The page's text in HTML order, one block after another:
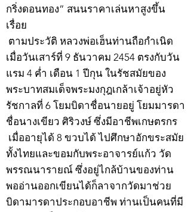
กริ่งดอนทอง” สนนราคาเล่นหาสูงขึ้น
เรื่อย
ตามประวัติ หลวงพ่อเฮ็นท่านถือกำเนิด
เมื่อวันเสาร์ที่ 9 ธันวาคม 2454 ตรงกับวัน
แรม 4 ค่ำ เดือน 1 ปีกุน ในรัชสมัยของ
พระบาทสมเด็จพระมงกุฎเกล้าเจ้าอยู่หัว
รัชกาลที่ 6 โยมบิดาชื่อนายอยู่ โยมมารดา
ชื่อนางเขียว ศิริวงษ์ ซึ่งมีอาชีพเกษตรกร
เมื่ออายุได้ 8 ขวบได้ ไปศึกษาอักขระสมัย
ทั้งไทยและขอมกับพระอาจารย์แก้ว วัด
พรรณนารายณ์ ซึ่งอยู่ไกล้บ้านของท่าน
พออ่านออกเขียนได้ก็ลาจากวัดมาช่วย
บิดามารดาประกอบอาชีพ ท่านเป็นคนที่มี